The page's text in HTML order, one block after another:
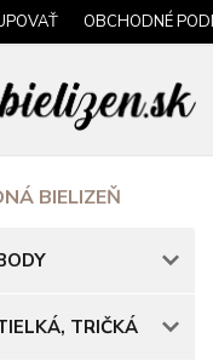
OBCHODNÉ
BIELIZEŇ
TRIČKÁ